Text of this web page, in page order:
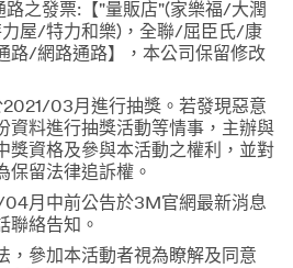
路之發票:【"量販店"(家樂福/大潤
屋/特力和樂)，全聯/屈臣氏/康
路/網路通路】，本公司保留修改
03月進行抽獎。若發現惡意
資料進行抽獎活動等情事，主辦與
獎資格及參與本活動之權利，並對
保留法律追訴權。
月中前公告於3M官網最新消息
聯絡告知。
，參加本活動者視為瞭解及同意